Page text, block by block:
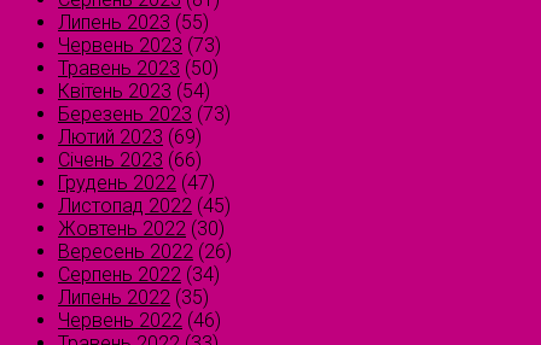
Липень 2023 (55)
Червень 2023 (73)
Травень 2023 (50)
Квітень 2023 (54)
Березень 2023 (73)
Лютий 2023 (69)
Січень 2023 (66)
Грудень 2022 (47)
Листопад 2022 (45)
Жовтень 2022 (30)
Вересень 2022 (26)
Серпень 2022 (34)
Липень 2022 (35)
Червень 2022 (46)